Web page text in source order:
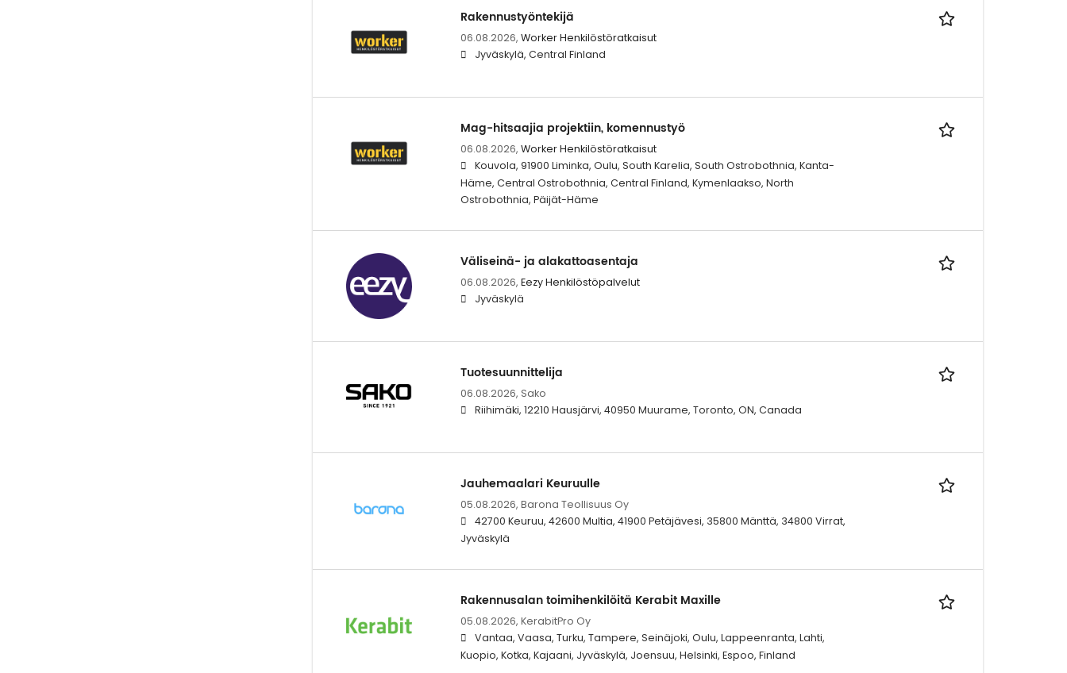
Rakennustyöntekijä
06.08.2026, Worker Henkilöstöratkaisut
Jyväskylä, Central Finland
Mag-hitsaajia projektiin, komennustyö
06.08.2026, Worker Henkilöstöratkaisut
Kouvola, 91900 Liminka, Oulu, South Karelia, South Ostrobothnia, Kanta-
Häme, Central Ostrobothnia, Central Finland, Kymenlaakso, North
Ostrobothnia, Päijät-Häme
Väliseinä- ja alakattoasentaja
06.08.2026, Eezy Henkilöstöpalvelut
Jyväskylä
Tuotesuunnittelija
06.08.2026, Sako
Riihimäki, 12210 Hausjärvi, 40950 Muurame, Toronto, ON, Canada
Jauhemaalari Keuruulle
05.08.2026, Barona Teollisuus Oy
42700 Keuruu, 42600 Multia, 41900 Petäjävesi, 35800 Mänttä, 34800 Virrat,
Jyväskylä
Rakennusalan toimihenkilöitä Kerabit Maxille
05.08.2026, KerabitPro Oy
Vantaa, Vaasa, Turku, Tampere, Seinäjoki, Oulu, Lappeenranta, Lahti,
Kuopio, Kotka, Kajaani, Jyväskylä, Joensuu, Helsinki, Espoo, Finland